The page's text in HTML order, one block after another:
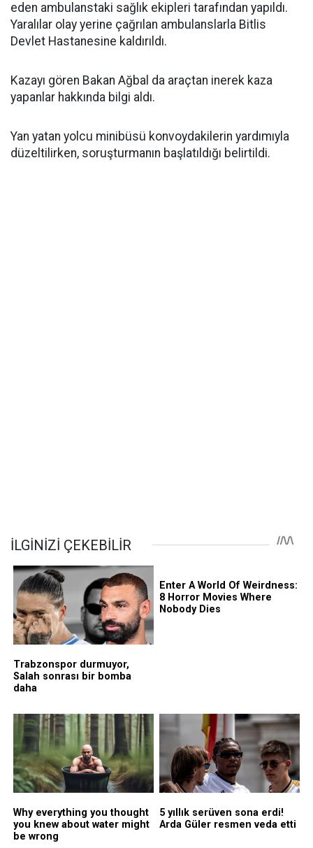
eden ambulanstaki sağlık ekipleri tarafından yapıldı.
Yaralılar olay yerine çağrılan ambulanslarla Bitlis
Devlet Hastanesine kaldırıldı.
Kazayı gören Bakan Ağbal da araçtan inerek kaza
yapanlar hakkında bilgi aldı.
Yan yatan yolcu minibüsü konvoydakilerin yardımıyla
düzeltilirken, soruşturmanın başlatıldığı belirtildi.